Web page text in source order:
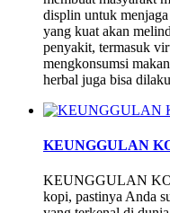
displin untuk
yang kuat akan
penyakit, termasuk
mengkonsumsi
herbal juga bisa
KEUNGGULAN
KEUNGGULAN
kopi, pastinya Anda